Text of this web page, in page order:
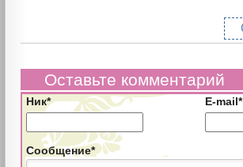
Оставьте комментарий
Ник* E-mail*
Сообщение*